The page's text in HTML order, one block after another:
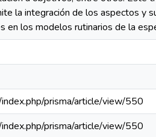
la integración de los aspectos y
en los modelos rutinarios de la
prisma/article/view/550
prisma/article/view/550